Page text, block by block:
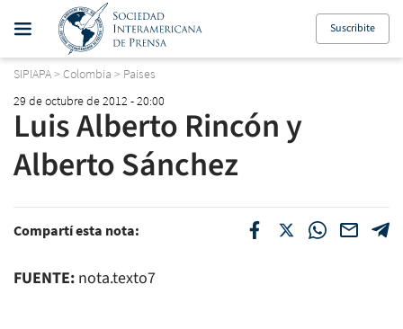
Suscribite
SIPIAPA> Colombia > Paises
29 de octubre de 2012 - 20:00
Luis Alberto Rincón y
Alberto Sánchez
Compartí esta nota:
FUENTE: nota.texto7